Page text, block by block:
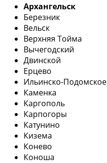
Архангельск
Березник
Вельск
Верхняя Тойма
Вычегодский
Двинской
Ерцево
Ильинско-Подомское
Каменка
Каргополь
Карпогоры
Катунино
Кизема
Конево
Коноша